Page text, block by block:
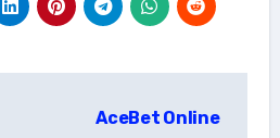
AceBet Online